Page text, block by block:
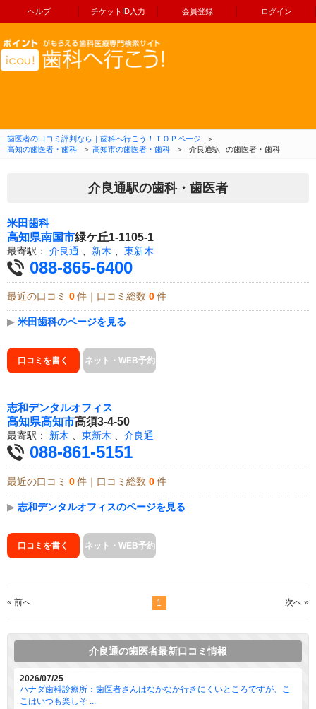
ヘルプ チケットID入力 会員登録 ログイン
コンテンツへ移動
歯医者の口コミ評判なら｜歯科へ行こう！ＴＯＰページ
＞
高知の歯医者・歯科
＞ 高知市の歯医者・歯科 ＞ 介良通駅 の歯医者・歯科
介良通駅の歯科・歯医者
米田歯科
高知県南国市緑ケ丘1-1105-1
最寄駅： 介良通 新木 東新木
088-865-6400
最近の口コミ 0 件｜口コミ総数 0 件
▶ 米田歯科のページを見る
口コミを書く ネット・WEB予約
志和デンタルオフィス
高知県高知市高須3-4-50
最寄駅： 新木 、 東新木 、 介良通
088-861-5151
最近の口コミ 0 件｜口コミ総数 0 件
▶ 志和デンタルオフィスのページを見る
口コミを書く ネット・WEB予約
« 前へ 1 次へ »
介良通の歯医者最新口コミ情報
2026/07/25
ハナダ歯科診療所：歯医者さんはなかなか行きにくいところですが、こ
こはいつも楽しそ ...